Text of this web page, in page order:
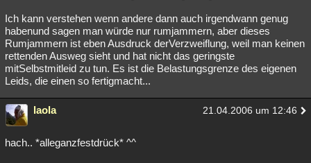
Ich kann verstehen wenn andere dann auch irgendwann genug
habenund sagen man würde nur rumjammern, aber dieses
Rumjammern ist eben Ausdruck derVerzweiflung, weil man keinen
rettenden Ausweg sieht und hat nicht das geringste
mitSelbstmitleid zu tun. Es ist die Belastungsgrenze des eigenen
Leids, die einen so fertigmacht...
laola 21.04.2006 um 12:46
hach.. *alleganzfestdrück* ^^